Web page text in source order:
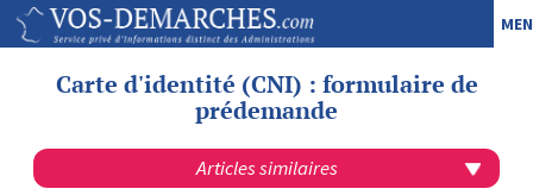
Carte d'identité (CNI) : formulaire de
prédemande
Articles similaires